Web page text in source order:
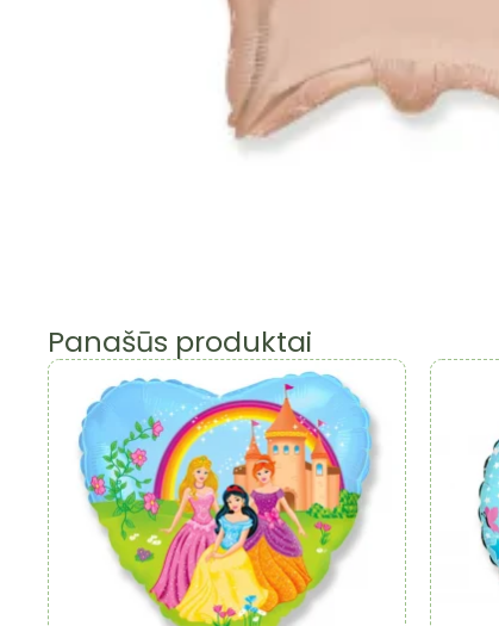
Panašūs produktai